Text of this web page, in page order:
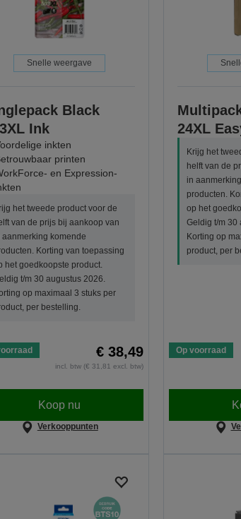
Snelle weergave
Black
Ink
inkten
printen
en Expression-
het tweede product voor de
van de prijs bij aankoop van
aanmerking komende
Korting van toepassing
het goedkoopste product.
t/m 30 augustus 2026.
op maximaal 3 stuks per
per bestelling.
€ 38,49
incl. btw (€ 31,81 excl. btw)
Koop nu
Verkooppunten
24XL
Krijg het
helft van de
in
producten.
op het
Geldig t/m 30
Korting op
product, per
Op voorraad